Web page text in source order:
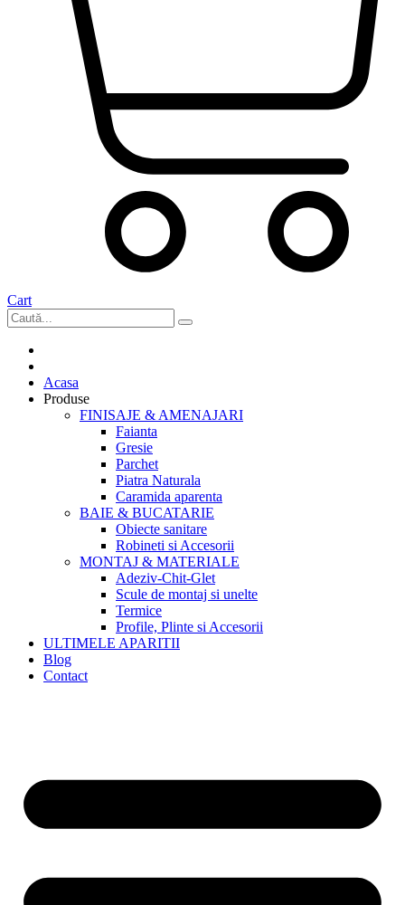
Cart
Acasa
Produse
FINISAJE & AMENAJARI
Faianta
Gresie
Parchet
Piatra Naturala
Caramida aparenta
BAIE & BUCATARIE
Obiecte sanitare
Robineti si Accesorii
MONTAJ & MATERIALE
Adeziv-Chit-Glet
Scule de montaj si unelte
Termice
Profile, Plinte si Accesorii
ULTIMELE APARITII
Blog
Contact